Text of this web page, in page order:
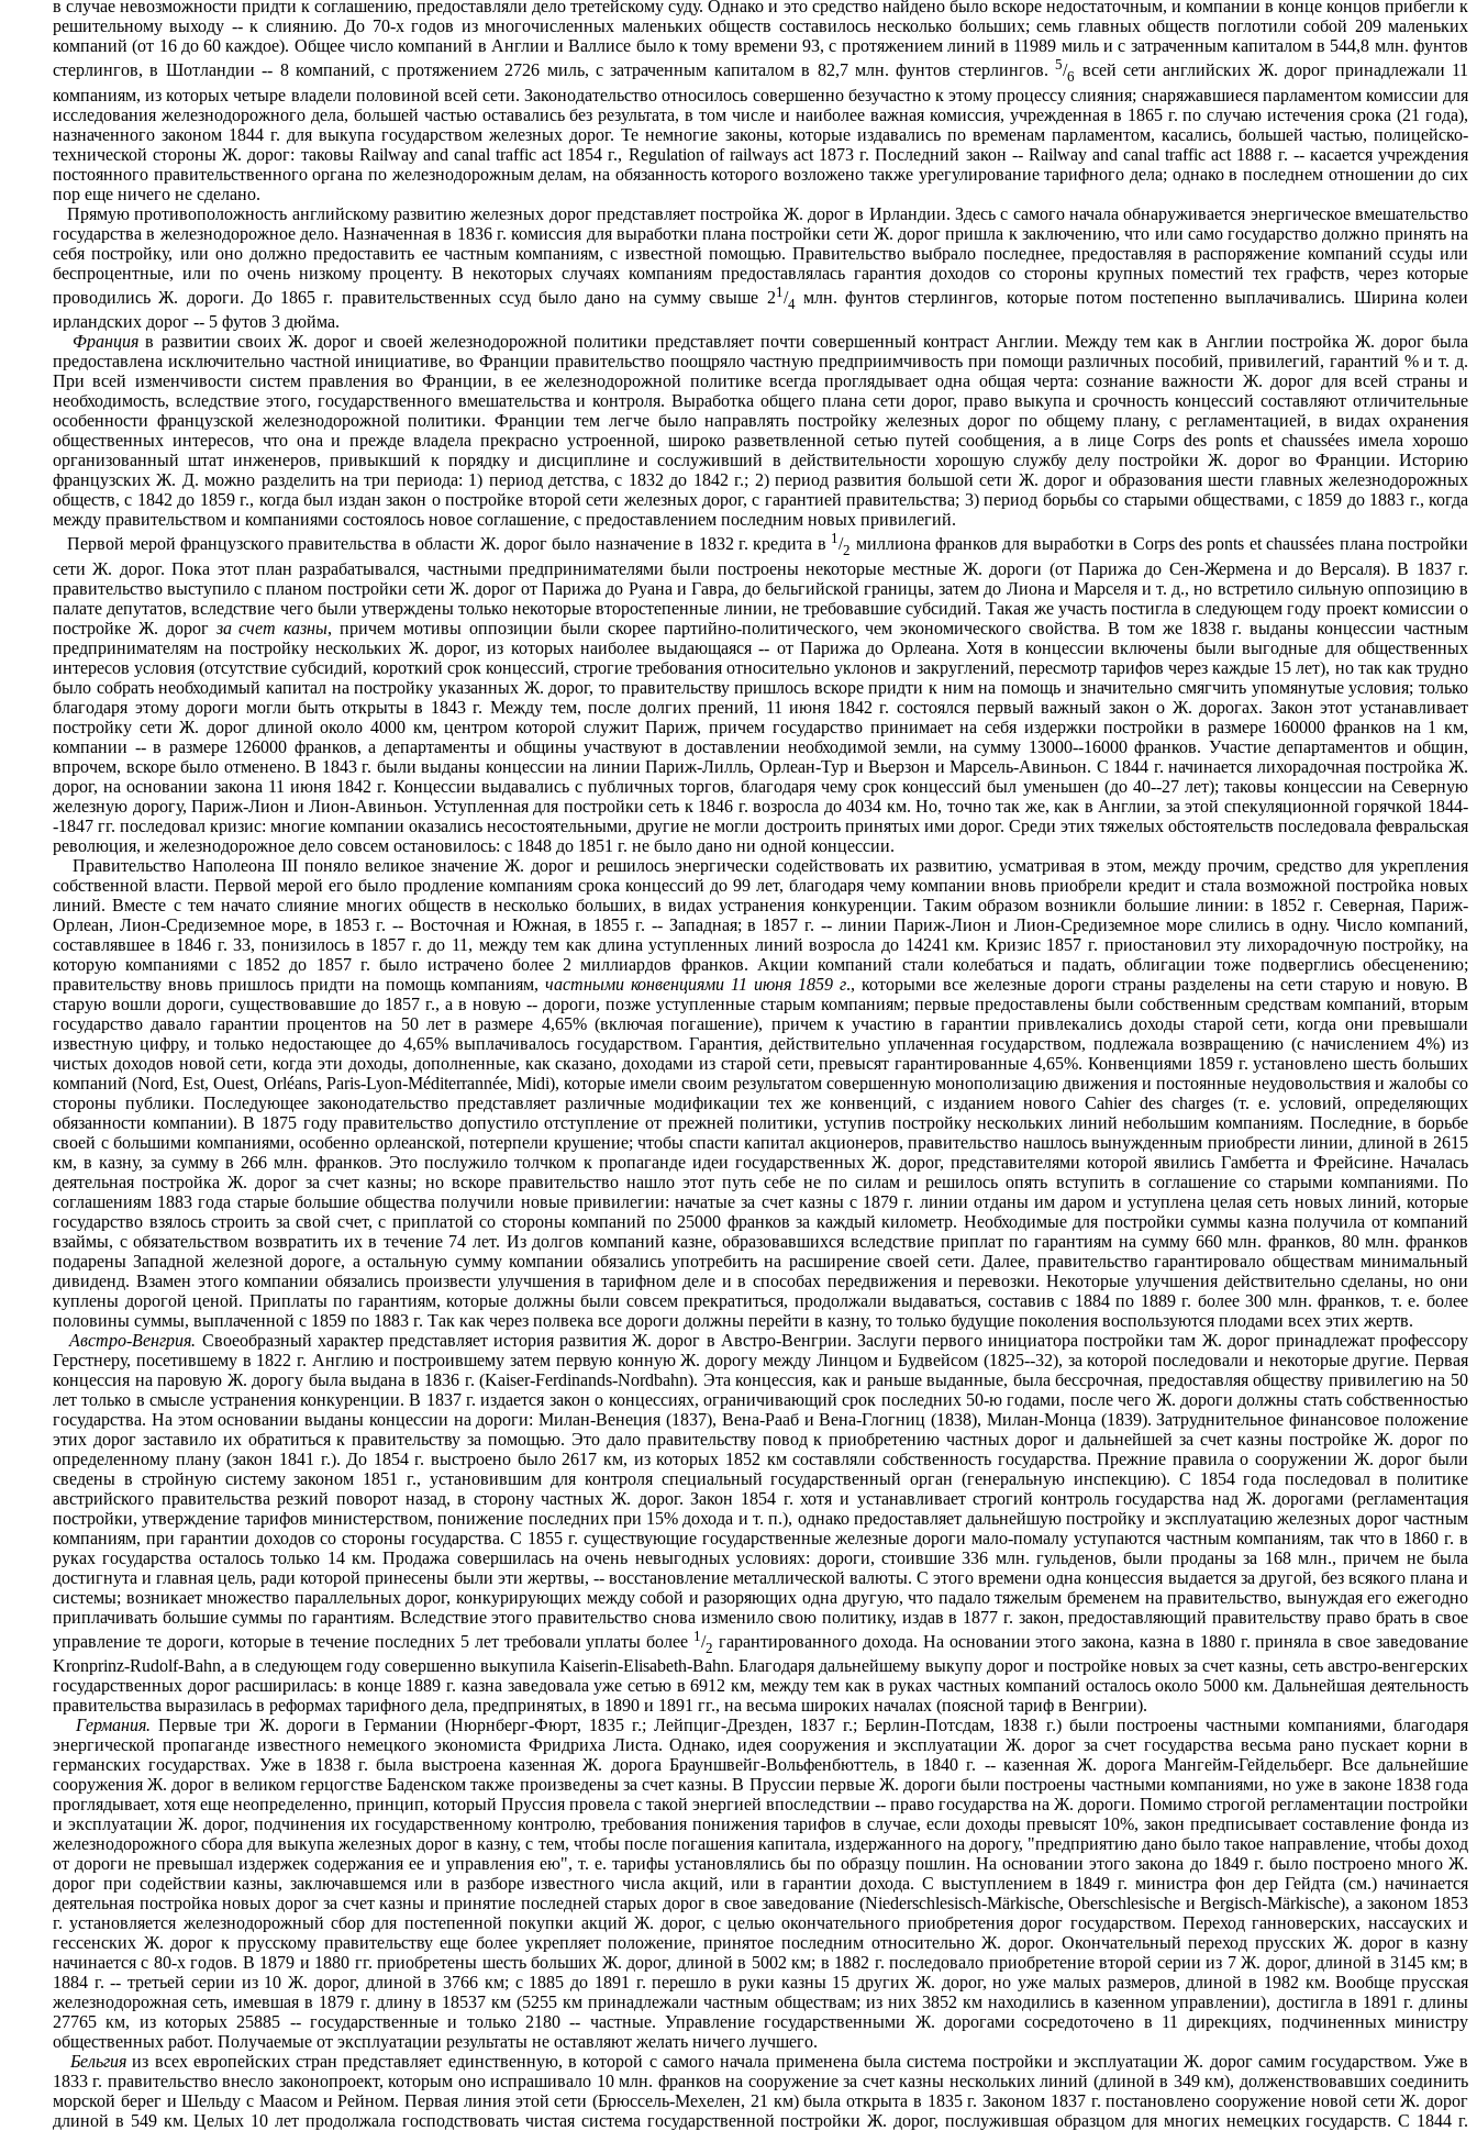
в случае невозможности придти к соглашению, предоставляли дело третейскому суду. Однако и это средство найдено было вскоре недостаточным, и компании в конце концов прибегли к
решительному выходу -- к слиянию. До 70-х годов из многочисленных маленьких обществ составилось несколько больших; семь главных обществ поглотили собой 209 маленьких
компаний (от 16 до 60 каждое). Общее число компаний в Англии и Валлисе было к тому времени 93, с протяжением линий в 11989 миль и с затраченным капиталом в 544,8 млн. фунтов
стерлингов, в Шотландии -- 8 компаний, с протяжением 2726 миль, с затраченным капиталом в 82,7 млн. фунтов стерлингов.5/6 всей сети английских Ж. дорог принадлежали 11
компаниям, из которых четыре владели половиной всей сети. Законодательство относилось совершенно безучастно к этому процессу слияния; снаряжавшиеся парламентом комиссии для
исследования железнодорожного дела, большей частью оставались без результата, в том числе и наиболее важная комиссия, учрежденная в 1865 г. по случаю истечения срока (21 года),
назначенного законом 1844 г. для выкупа государством железных дорог. Те немногие законы, которые издавались по временам парламентом, касались, большей частью, полицейско-
технической стороны Ж. дорог: таковы Railway and canal traffic act 1854 г., Regulation of railways act 1873 г. Последний закон -- Railway and canal traffic act 1888 г. -- касается учреждения
постоянного правительственного органа по железнодорожным делам, на обязанность которого возложено также урегулирование тарифного дела; однако в последнем отношении до сих
пор еще ничего не сделано.
Прямую противоположность английскому развитию железных дорог представляет постройка Ж. дорог в Ирландии. Здесь с самого начала обнаруживается энергическое вмешательство
государства в железнодорожное дело. Назначенная в 1836 г. комиссия для выработки плана постройки сети Ж. дорог пришла к заключению, что или само государство должно принять на
себя постройку, или оно должно предоставить ее частным компаниям, с известной помощью. Правительство выбрало последнее, предоставляя в распоряжение компаний ссуды или
беспроцентные, или по очень низкому проценту. В некоторых случаях компаниям предоставлялась гарантия доходов со стороны крупных поместий тех графств, через которые
проводились Ж. дороги. До 1865 г. правительственных ссуд было дано на сумму свыше 21 /4 млн. фунтов стерлингов, которые потом постепенно выплачивались. Ширина колеи
ирландских дорог -- 5 футов 3 дюйма.
Франция в развитии своих Ж. дорог и своей железнодорожной политики представляет почти совершенный контраст Англии. Между тем как в Англии постройка Ж. дорог была
предоставлена исключительно частной инициативе, во Франции правительство поощряло частную предприимчивость при помощи различных пособий, привилегий, гарантий % и т. д.
При всей изменчивости систем правления во Франции, в ее железнодорожной политике всегда проглядывает одна общая черта: сознание важности Ж. дорог для всей страны и
необходимость, вследствие этого, государственного вмешательства и контроля. Выработка общего плана сети дорог, право выкупа и срочность концессий составляют отличительные
особенности французской железнодорожной политики. Франции тем легче было направлять постройку железных дорог по общему плану, с регламентацией, в видах охранения
общественных интересов, что она и прежде владела прекрасно устроенной, широко разветвленной сетью путей сообщения, а в лице Corps des ponts et chaussées имела хорошо
организованный штат инженеров, привыкший к порядку и дисциплине и сослуживший в действительности хорошую службу делу постройки Ж. дорог во Франции. Историю
французских Ж. Д. можно разделить на три периода: 1) период детства, с 1832 до 1842 г.; 2) период развития большой сети Ж. дорог и образования шести главных железнодорожных
обществ, с 1842 до 1859 г., когда был издан закон о постройке второй сети железных дорог, с гарантией правительства; 3) период борьбы со старыми обществами, с 1859 до 1883 г., когда
между правительством и компаниями состоялось новое соглашение, с предоставлением последним новых привилегий.
Первой мерой французского правительства в области Ж. дорог было назначение в 1832 г. кредита в 1/2 миллиона франков для выработки в Corps des ponts et chaussées плана постройки
сети Ж. дорог. Пока этот план разрабатывался, частными предпринимателями были построены некоторые местные Ж. дороги (от Парижа до Сен-Жермена и до Версаля). В 1837 г.
правительство выступило с планом постройки сети Ж. дорог от Парижа до Руана и Гавра, до бельгийской границы, затем до Лиона и Марселя и т. д., но встретило сильную оппозицию в
палате депутатов, вследствие чего были утверждены только некоторые второстепенные линии, не требовавшие субсидий. Такая же участь постигла в следующем году проект комиссии о
постройке Ж. дорогза счет казны, причем мотивы оппозиции были скорее партийно-политического, чем экономического свойства. В том же 1838 г. выданы концессии частным
предпринимателям на постройку нескольких Ж. дорог, из которых наиболее выдающаяся -- от Парижа до Орлеана. Хотя в концессии включены были выгодные для общественных
интересов условия (отсутствие субсидий, короткий срок концессий, строгие требования относительно уклонов и закруглений, пересмотр тарифов через каждые 15 лет), но так как трудно
было собрать необходимый капитал на постройку указанных Ж. дорог, то правительству пришлось вскоре придти к ним на помощь и значительно смягчить упомянутые условия; только
благодаря этому дороги могли быть открыты в 1843 г. Между тем, после долгих прений, 11 июня 1842 г. состоялся первый важный закон о Ж. дорогах. Закон этот устанавливает
постройку сети Ж. дорог длиной около 4000 км, центром которой служит Париж, причем государство принимает на себя издержки постройки в размере 160000 франков на 1 км,
компании -- в размере 126000 франков, а департаменты и общины участвуют в доставлении необходимой земли, на сумму 13000--16000 франков. Участие департаментов и общин,
впрочем, вскоре было отменено. В 1843 г. были выданы концессии на линии Париж-Лилль, Орлеан-Тур и Вьерзон и Марсель-Авиньон. С 1844 г. начинается лихорадочная постройка Ж.
дорог, на основании закона 11 июня 1842 г. Концессии выдавались с публичных торгов, благодаря чему срок концессий был уменьшен (до 40--27 лет); таковы концессии на Северную
железную дорогу, Париж-Лион и Лион-Авиньон. Уступленная для постройки сеть к 1846 г. возросла до 4034 км. Но, точно так же, как в Англии, за этой спекуляционной горячкой 1844-
-1847 гг. последовал кризис: многие компании оказались несостоятельными, другие не могли достроить принятых ими дорог. Среди этих тяжелых обстоятельств последовала февральская
революция, и железнодорожное дело совсем остановилось: с 1848 до 1851 г. не было дано ни одной концессии.
Правительство Наполеона III поняло великое значение Ж. дорог и решилось энергически содействовать их развитию, усматривая в этом, между прочим, средство для укрепления
собственной власти. Первой мерой его было продление компаниям срока концессий до 99 лет, благодаря чему компании вновь приобрели кредит и стала возможной постройка новых
линий. Вместе с тем начато слияние многих обществ в несколько больших, в видах устранения конкуренции. Таким образом возникли большие линии: в 1852 г. Северная, Париж-
Орлеан, Лион-Средиземное море, в 1853 г. -- Восточная и Южная, в 1855 г. -- Западная; в 1857 г. -- линии Париж-Лион и Лион-Средиземное море слились в одну. Число компаний,
составлявшее в 1846 г. 33, понизилось в 1857 г. до 11, между тем как длина уступленных линий возросла до 14241 км. Кризис 1857 г. приостановил эту лихорадочную постройку, на
которую компаниями с 1852 до 1857 г. было истрачено более 2 миллиардов франков. Акции компаний стали колебаться и падать, облигации тоже подверглись обесценению;
правительству вновь пришлось придти на помощь компаниям,частными конвенциями 11 июня 1859 г., которыми все железные дороги страны разделены на сети старую и новую. В
старую вошли дороги, существовавшие до 1857 г., а в новую -- дороги, позже уступленные старым компаниям; первые предоставлены были собственным средствам компаний, вторым
государство давало гарантии процентов на 50 лет в размере 4,65% (включая погашение), причем к участию в гарантии привлекались доходы старой сети, когда они превышали
известную цифру, и только недостающее до 4,65% выплачивалось государством. Гарантия, действительно уплаченная государством, подлежала возвращению (с начислением 4%) из
чистых доходов новой сети, когда эти доходы, дополненные, как сказано, доходами из старой сети, превысят гарантированные 4,65%. Конвенциями 1859 г. установлено шесть больших
компаний (Nord, Est, Ouest, Orléans, Paris-Lyon-Méditerrannée, Midi), которые имели своим результатом совершенную монополизацию движения и постоянные неудовольствия и жалобы со
стороны публики. Последующее законодательство представляет различные модификации тех же конвенций, с изданием нового Cahier des charges (т. е. условий, определяющих
обязанности компании). В 1875 году правительство допустило отступление от прежней политики, уступив постройку нескольких линий небольшим компаниям. Последние, в борьбе
своей с большими компаниями, особенно орлеанской, потерпели крушение; чтобы спасти капитал акционеров, правительство нашлось вынужденным приобрести линии, длиной в 2615
км, в казну, за сумму в 266 млн. франков. Это послужило толчком к пропаганде идеи государственных Ж. дорог, представителями которой явились Гамбетта и Фрейсине. Началась
деятельная постройка Ж. дорог за счет казны; но вскоре правительство нашло этот путь себе не по силам и решилось опять вступить в соглашение со старыми компаниями. По
соглашениям 1883 года старые большие общества получили новые привилегии: начатые за счет казны с 1879 г. линии отданы им даром и уступлена целая сеть новых линий, которые
государство взялось строить за свой счет, с приплатой со стороны компаний по 25000 франков за каждый километр. Необходимые для постройки суммы казна получила от компаний
взаймы, с обязательством возвратить их в течение 74 лет. Из долгов компаний казне, образовавшихся вследствие приплат по гарантиям на сумму 660 млн. франков, 80 млн. франков
подарены Западной железной дороге, а остальную сумму компании обязались употребить на расширение своей сети. Далее, правительство гарантировало обществам минимальный
дивиденд. Взамен этого компании обязались произвести улучшения в тарифном деле и в способах передвижения и перевозки. Некоторые улучшения действительно сделаны, но они
куплены дорогой ценой. Приплаты по гарантиям, которые должны были совсем прекратиться, продолжали выдаваться, составив с 1884 по 1889 г. более 300 млн. франков, т. е. более
половины суммы, выплаченной с 1859 по 1883 г. Так как через полвека все дороги должны перейти в казну, то только будущие поколения воспользуются плодами всех этих жертв.
Австро-Венгрия. Своеобразный характер представляет история развития Ж. дорог в Австро-Венгрии. Заслуги первого инициатора постройки там Ж. дорог принадлежат профессору
Герстнеру, посетившему в 1822 г. Англию и построившему затем первую конную Ж. дорогу между Линцом и Будвейсом (1825--32), за которой последовали и некоторые другие. Первая
концессия на паровую Ж. дорогу была выдана в 1836 г. (Kaiser-Ferdinands-Nordbahn). Эта концессия, как и раньше выданные, была бессрочная, предоставляя обществу привилегию на 50
лет только в смысле устранения конкуренции. В 1837 г. издается закон о концессиях, ограничивающий срок последних 50-ю годами, после чего Ж. дороги должны стать собственностью
государства. На этом основании выданы концессии на дороги: Милан-Венеция (1837), Вена-Рааб и Вена-Глогниц (1838), Милан-Монца (1839). Затруднительное финансовое положение
этих дорог заставило их обратиться к правительству за помощью. Это дало правительству повод к приобретению частных дорог и дальнейшей за счет казны постройке Ж. дорог по
определенному плану (закон 1841 г.). До 1854 г. выстроено было 2617 км, из которых 1852 км составляли собственность государства. Прежние правила о сооружении Ж. дорог были
сведены в стройную систему законом 1851 г., установившим для контроля специальный государственный орган (генеральную инспекцию). С 1854 года последовал в политике
австрийского правительства резкий поворот назад, в сторону частных Ж. дорог. Закон 1854 г. хотя и устанавливает строгий контроль государства над Ж. дорогами (регламентация
постройки, утверждение тарифов министерством, понижение последних при 15% дохода и т. п.), однако предоставляет дальнейшую постройку и эксплуатацию железных дорог частным
компаниям, при гарантии доходов со стороны государства. С 1855 г. существующие государственные железные дороги мало-помалу уступаются частным компаниям, так что в 1860 г. в
руках государства осталось только 14 км. Продажа совершилась на очень невыгодных условиях: дороги, стоившие 336 млн. гульденов, были проданы за 168 млн., причем не была
достигнута и главная цель, ради которой принесены были эти жертвы, -- восстановление металлической валюты. С этого времени одна концессия выдается за другой, без всякого плана и
системы; возникает множество параллельных дорог, конкурирующих между собой и разоряющих одна другую, что падало тяжелым бременем на правительство, вынуждая его ежегодно
приплачивать большие суммы по гарантиям. Вследствие этого правительство снова изменило свою политику, издав в 1877 г. закон, предоставляющий правительству право брать в свое
управление те дороги, которые в течение последних 5 лет требовали уплаты более 1 /2 гарантированного дохода. На основании этого закона, казна в 1880 г. приняла в свое заведование
Kronprinz-Rudolf-Bahn, а в следующем году совершенно выкупила Kaiserin-Elisabeth-Bahn. Благодаря дальнейшему выкупу дорог и постройке новых за счет казны, сеть австро-венгерских
государственных дорог расширилась: в конце 1889 г. казна заведовала уже сетью в 6912 км, между тем как в руках частных компаний осталось около 5000 км. Дальнейшая деятельность
правительства выразилась в реформах тарифного дела, предпринятых, в 1890 и 1891 гг., на весьма широких началах (поясной тариф в Венгрии).
Германия. Первые три Ж. дороги в Германии (Нюрнберг-Фюрт, 1835 г.; Лейпциг-Дрезден, 1837 г.; Берлин-Потсдам, 1838 г.) были построены частными компаниями, благодаря
энергической пропаганде известного немецкого экономиста Фридриха Листа. Однако, идея сооружения и эксплуатации Ж. дорог за счет государства весьма рано пускает корни в
германских государствах. Уже в 1838 г. была выстроена казенная Ж. дорога Брауншвейг-Вольфенбюттель, в 1840 г. -- казенная Ж. дорога Мангейм-Гейдельберг. Все дальнейшие
сооружения Ж. дорог в великом герцогстве Баденском также произведены за счет казны. В Пруссии первые Ж. дороги были построены частными компаниями, но уже в законе 1838 года
проглядывает, хотя еще неопределенно, принцип, который Пруссия провела с такой энергией впоследствии -- право государства на Ж. дороги. Помимо строгой регламентации постройки
и эксплуатации Ж. дорог, подчинения их государственному контролю, требования понижения тарифов в случае, если доходы превысят 10%, закон предписывает составление фонда из
железнодорожного сбора для выкупа железных дорог в казну, с тем, чтобы после погашения капитала, издержанного на дорогу, "предприятию дано было такое направление, чтобы доход
от дороги не превышал издержек содержания ее и управления ею", т. е. тарифы установлялись бы по образцу пошлин. На основании этого закона до 1849 г. было построено много Ж.
дорог при содействии казны, заключавшемся или в разборе известного числа акций, или в гарантии дохода. С выступлением в 1849 г. министра фон дер Гейдта (см.) начинается
деятельная постройка новых дорог за счет казны и принятие последней старых дорог в свое заведование (Niederschlesisch-Märkische, Oberschlesische и Bergisch-Märkische), а законом 1853
г. установляется железнодорожный сбор для постепенной покупки акций Ж. дорог, с целью окончательного приобретения дорог государством. Переход ганноверских, нассауских и
гессенских Ж. дорог к прусскому правительству еще более укрепляет положение, принятое последним относительно Ж. дорог. Окончательный переход прусских Ж. дорог в казну
начинается с 80-х годов. В 1879 и 1880 гг. приобретены шесть больших Ж. дорог, длиной в 5002 км; в 1882 г. последовало приобретение второй серии из 7 Ж. дорог, длиной в 3145 км; в
1884 г. -- третьей серии из 10 Ж. дорог, длиной в 3766 км; с 1885 до 1891 г. перешло в руки казны 15 других Ж. дорог, но уже малых размеров, длиной в 1982 км. Вообще прусская
железнодорожная сеть, имевшая в 1879 г. длину в 18537 км (5255 км принадлежали частным обществам; из них 3852 км находились в казенном управлении), достигла в 1891 г. длины
27765 км, из которых 25885 -- государственные и только 2180 -- частные. Управление государственными Ж. дорогами сосредоточено в 11 дирекциях, подчиненных министру
общественных работ. Получаемые от эксплуатации результаты не оставляют желать ничего лучшего.
Бельгияиз всех европейских стран представляет единственную, в которой с самого начала применена была система постройки и эксплуатации Ж. дорог самим государством. Уже в
1833 г. правительство внесло законопроект, которым оно испрашивало 10 млн. франков на сооружение за счет казны нескольких линий (длиной в 349 км), долженствовавших соединить
морской берег и Шельду с Маасом и Рейном. Первая линия этой сети (Брюссель-Мехелен, 21 км) была открыта в 1835 г. Законом 1837 г. постановлено сооружение новой сети Ж. дорог
длиной в 549 км. Целых 10 лет продолжала господствовать чистая система государственной постройки Ж. дорог, послужившая образцом для многих немецких государств. С 1844 г.